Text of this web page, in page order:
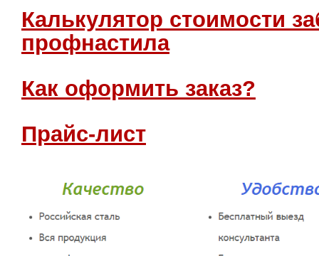
Калькулятор стоимости
профнастила
Как оформить заказ?
Прайс-лист